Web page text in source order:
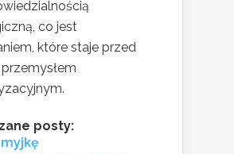
co jest
które staje przed
posty: